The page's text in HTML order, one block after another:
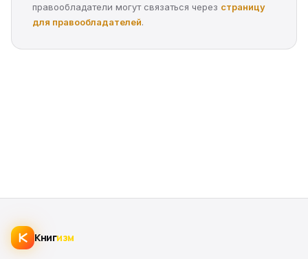
правообладатели могут связаться через страницу
для правообладателей.
Книгизм